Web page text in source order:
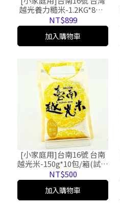
越光養力糙米-1.2KG*8包/
箱(免運)
NT$899
加入購物車
[小家庭用]台南16號 台南
越光米-150g*10包/箱(試用
包，免運)
NT$500
加入購物車